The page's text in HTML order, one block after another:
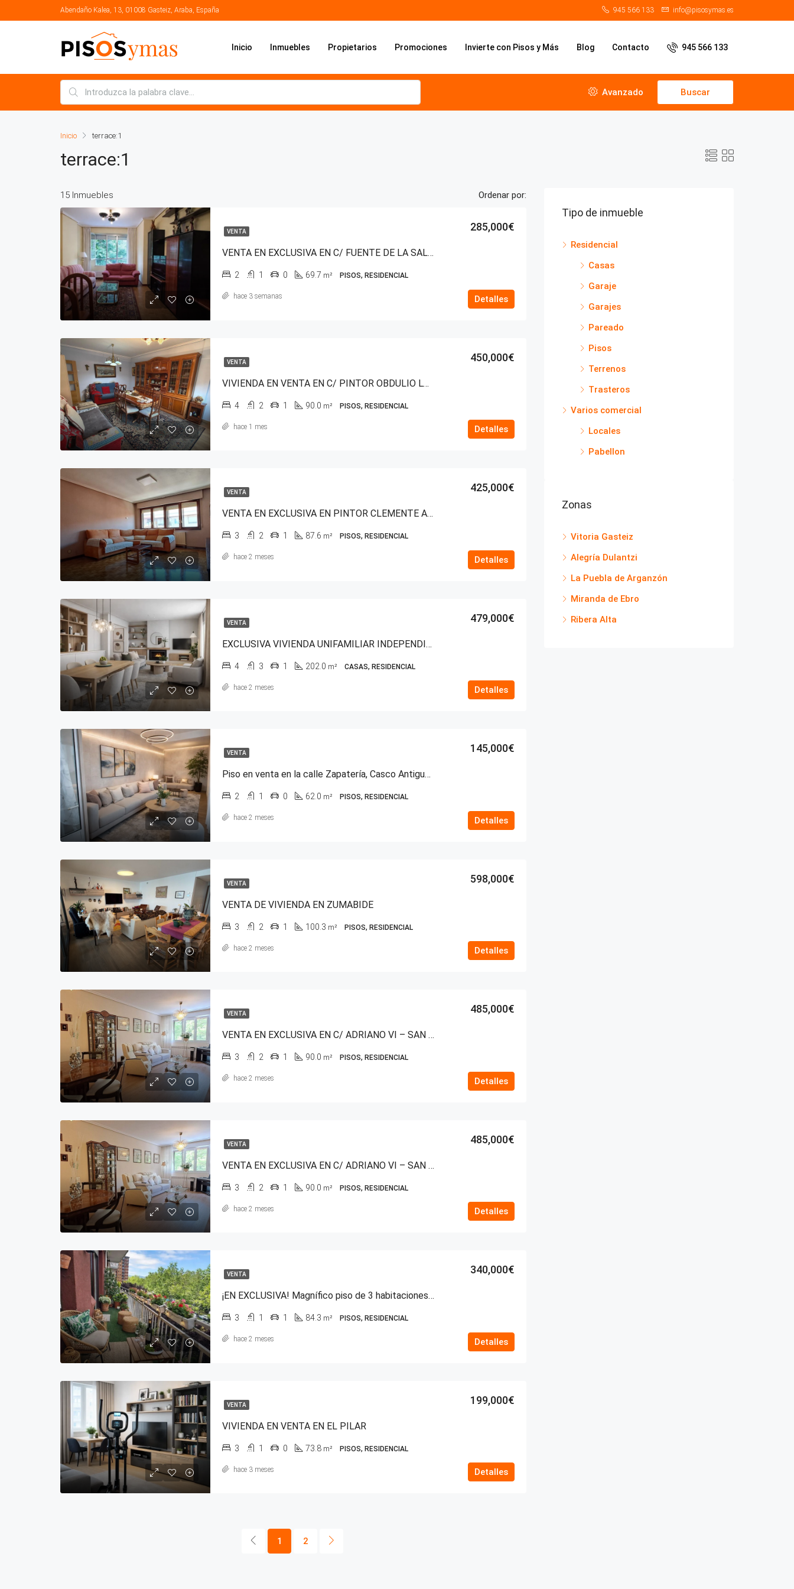
Abendaño Kalea, 13, 01008 Gasteiz, Araba, España 945 566 133 info@pisosymas.es
Inicio Inmuebles Propietarios Promociones Invierte con Pisos y Más Blog Contacto 945 566 133
Avanzado Buscar
Inicio terrace:1
terrace:1
15 Inmuebles Ordenar por:
VENTA
VENTA EN EXCLUSIVA EN C/ FUENTE DE LA SALUD – SANTA LUCÍA
285,000€
2 1 0 69.7 m² PISOS, RESIDENCIAL
Detalles
hace 3 semanas
VENTA
VIVIENDA EN VENTA EN C/ PINTOR OBDULIO LÓPEZ DE URALDE – SAN MARTÍN
450,000€
4 2 1 90.0 m² PISOS, RESIDENCIAL
Detalles
hace 1 mes
VENTA
VENTA EN EXCLUSIVA EN PINTOR CLEMENTE ARRAIZ
425,000€
3 2 1 87.6 m² PISOS, RESIDENCIAL
Detalles
hace 2 meses
VENTA
EXCLUSIVA VIVIENDA UNIFAMILIAR INDEPENDIENTE EN GOPEGUI (ZIGOITIA)
479,000€
4 3 1 202.0 m² CASAS, RESIDENCIAL
Detalles
hace 2 meses
VENTA
Piso en venta en la calle Zapatería, Casco Antiguo de Vitoria-Gasteiz
145,000€
2 1 0 62.0 m² PISOS, RESIDENCIAL
Detalles
hace 2 meses
VENTA
VENTA DE VIVIENDA EN ZUMABIDE
598,000€
3 2 1 100.3 m² PISOS, RESIDENCIAL
Detalles
hace 2 meses
VENTA
VENTA EN EXCLUSIVA EN C/ ADRIANO VI – SAN MARTÍN
485,000€
3 2 1 90.0 m² PISOS, RESIDENCIAL
Detalles
hace 2 meses
VENTA
VENTA EN EXCLUSIVA EN C/ ADRIANO VI – SAN MARTÍN
485,000€
3 2 1 90.0 m² PISOS, RESIDENCIAL
Detalles
hace 2 meses
VENTA
¡EN EXCLUSIVA! Magnífico piso de 3 habitaciones en la Calle México, una de las zonas con más vida de Vitoria-Gasteiz
340,000€
3 1 1 84.3 m² PISOS, RESIDENCIAL
Detalles
hace 2 meses
VENTA
VIVIENDA EN VENTA EN EL PILAR
199,000€
3 1 0 73.8 m² PISOS, RESIDENCIAL
Detalles
hace 3 meses
1 2
Tipo de inmueble
Residencial
Casas
Garaje
Garajes
Pareado
Pisos
Terrenos
Trasteros
Varios comercial
Locales
Pabellon
Zonas
Vitoria Gasteiz
Alegría Dulantzi
La Puebla de Arganzón
Miranda de Ebro
Ribera Alta